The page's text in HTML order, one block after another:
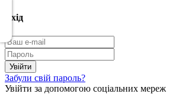
Вхід
Забули свій пароль?
Увійти за допомогою соціальних мереж
CSV
Скачать
CSV
(Опт)